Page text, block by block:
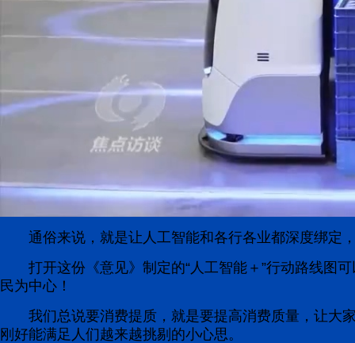
通俗来说，就是让人工智能和各行各业都深度绑定
打开这份《意见》制定的“人工智能＋”行动路线图
民为中心！
我们总说要消费提质，就是要提高消费质量，让大
刚好能满足人们越来越挑剔的小心思。